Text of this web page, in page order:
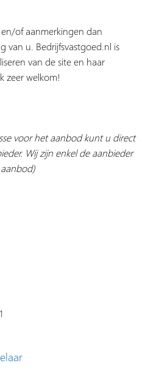
of aanmerkingen dan
van u. Bedrijfsvastgoed.nl is
van de site en haar
zeer welkom!
voor het aanbod kunt u direct
Wij zijn enkel de aanbieder